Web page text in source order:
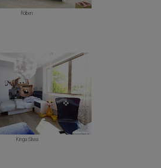
Röben
Kinga Śliwa